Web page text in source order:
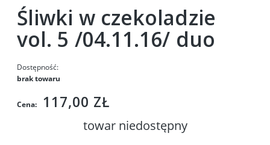
Śliwki w czekoladzie
vol. 5 /04.11.16/ duo
Dostępność:
brak towaru
Cena: 117,00 ZŁ
towar niedostępny